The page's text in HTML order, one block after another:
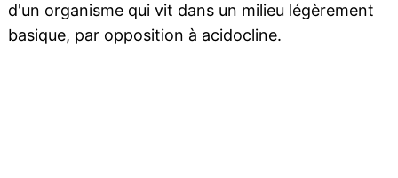
d'un organisme qui vit dans un milieu légèrement
basique, par opposition à acidocline.